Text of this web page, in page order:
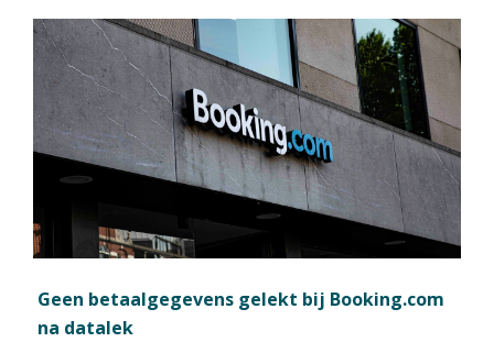
Geen betaalgegevens gelekt bij Booking.com
na datalek